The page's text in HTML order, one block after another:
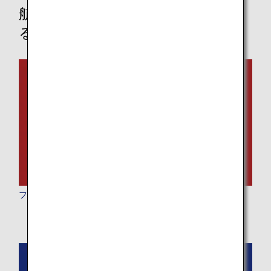
航空機および機内サービスに関す
る情報
ファーストクラス